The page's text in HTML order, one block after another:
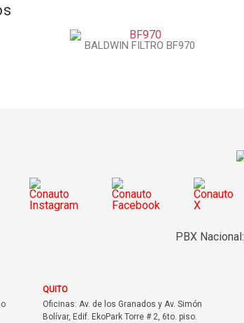
BALDWIN FILTRO BF970
PBX Nacional:
QUITO
Oficinas: Av. de los Granados y Av. Simón
Bolívar, Edif. EkoPark Torre # 2, 6to. piso.